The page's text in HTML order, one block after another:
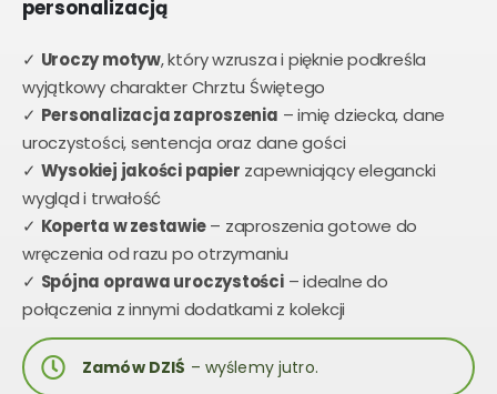
personalizacją
✓ Uroczy motyw, który wzrusza i pięknie podkreśla
wyjątkowy charakter Chrztu Świętego
✓ Personalizacja zaproszenia – imię dziecka, dane
uroczystości, sentencja oraz dane gości
✓ Wysokiej jakości papier zapewniający elegancki
wygląd i trwałość
✓ Koperta w zestawie– zaproszenia gotowe do
wręczenia od razu po otrzymaniu
✓ Spójna oprawa uroczystości– idealne do
połączenia z innymi dodatkami z kolekcji
Zamów DZIŚ – wyślemy jutro.